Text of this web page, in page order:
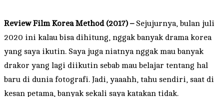
Review Film Korea Method (2017) – Sejujurnya, bulan juli
2020 ini kalau bisa dihitung, nggak banyak drama korea
yang saya ikutin. Saya juga niatnya nggak mau banyak
drakor yang lagi diikutin sebab mau belajar tentang hal
baru di dunia fotografi. Jadi, yaaahh, tahu sendiri, saat di
kesan petama, banyak sekali saya katakan tidak.